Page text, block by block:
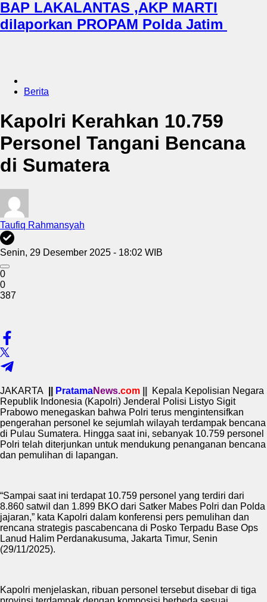
BAP LAKALANTAS ,AKP MARTI
dilaporkan PROPAM Polda Jatim
Berita
Kapolri Kerahkan 10.759
Personel Tangani Bencana
di Sumatera
Taufiq Rahmansyah
Senin, 29 Desember 2025 - 18:02 WIB
0
0
387
JAKARTA PratamaNews.com
Kepala Kepolisian Negara
Republik Indonesia (Kapolri) Jenderal Polisi Listyo Sigit
Prabowo menegaskan bahwa Polri terus mengintensifkan
pengerahan personel ke sejumlah wilayah terdampak bencana
di Pulau Sumatera. Hingga saat ini, sebanyak 10.759 personel
Polri telah diterjunkan untuk mendukung penanganan bencana
dan pemulihan di lapangan.
“Sampai saat ini terdapat 10.759 personel yang terdiri dari
8.860 satwil dan 1.899 BKO dari Satker Mabes Polri dan Polda
jajaran,” kata Kapolri dalam konferensi pers pemulihan dan
rencana strategis pascabencana di Posko Terpadu Base Ops
Lanud Halim Perdanakusuma, Jakarta Timur, Senin
(29/11/2025).
Kapolri menjelaskan, ribuan personel tersebut disebar di tiga